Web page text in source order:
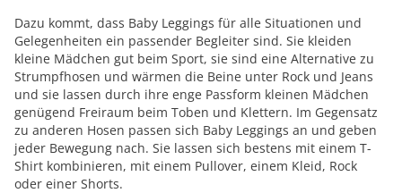
Dazu kommt, dass Baby Leggings für alle Situationen und
Gelegenheiten ein passender Begleiter sind. Sie kleiden
kleine Mädchen gut beim Sport, sie sind eine Alternative zu
Strumpfhosen und wärmen die Beine unter Rock und Jeans
und sie lassen durch ihre enge Passform kleinen Mädchen
genügend Freiraum beim Toben und Klettern. Im Gegensatz
zu anderen Hosen passen sich Baby Leggings an und geben
jeder Bewegung nach. Sie lassen sich bestens mit einem T-
Shirt kombinieren, mit einem Pullover, einem Kleid, Rock
oder einer Shorts.